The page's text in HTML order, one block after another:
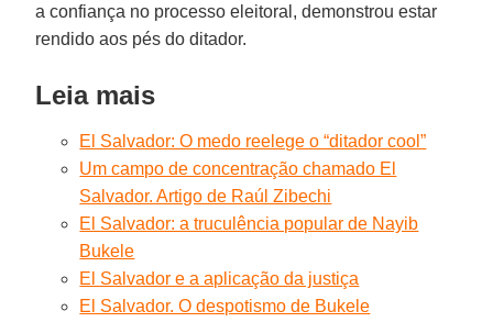
a confiança no processo eleitoral, demonstrou estar
rendido aos pés do ditador.
Leia mais
El Salvador: O medo reelege o “ditador cool”
Um campo de concentração chamado El
Salvador. Artigo de Raúl Zibechi
El Salvador: a truculência popular de Nayib
Bukele
El Salvador e a aplicação da justiça
El Salvador. O despotismo de Bukele